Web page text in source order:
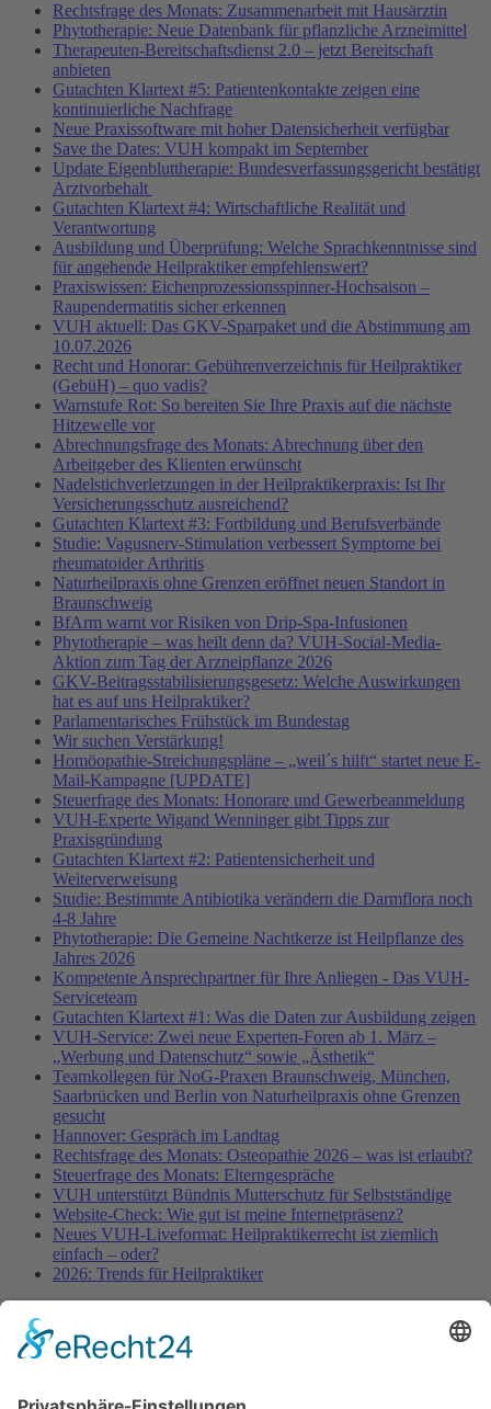
Rechtsfrage des Monats: Zusammenarbeit mit Hausärztin
Phytotherapie: Neue Datenbank für pflanzliche Arzneimittel
Therapeuten-Bereitschaftsdienst 2.0 – jetzt Bereitschaft
anbieten
Gutachten Klartext #5: Patientenkontakte zeigen eine
kontinuierliche Nachfrage
Neue Praxissoftware mit hoher Datensicherheit verfügbar
Save the Dates: VUH kompakt im September
Update Eigenbluttherapie: Bundesverfassungsgericht bestätigt
Arztvorbehalt
Gutachten Klartext #4: Wirtschaftliche Realität und
Verantwortung
Ausbildung und Überprüfung: Welche Sprachkenntnisse sind
für angehende Heilpraktiker empfehlenswert?
Praxiswissen: Eichenprozessionsspinner-Hochsaison –
Raupendermatitis sicher erkennen
VUH aktuell: Das GKV-Sparpaket und die Abstimmung am
10.07.2026
Recht und Honorar: Gebührenverzeichnis für Heilpraktiker
(GebüH) – quo vadis?
Warnstufe Rot: So bereiten Sie Ihre Praxis auf die nächste
Hitzewelle vor
Abrechnungsfrage des Monats: Abrechnung über den
Arbeitgeber des Klienten erwünscht
Nadelstichverletzungen in der Heilpraktikerpraxis: Ist Ihr
Versicherungsschutz ausreichend?
Gutachten Klartext #3: Fortbildung und Berufsverbände
Studie: Vagusnerv-Stimulation verbessert Symptome bei
rheumatoider Arthritis
Naturheilpraxis ohne Grenzen eröffnet neuen Standort in
Braunschweig
BfArm warnt vor Risiken von Drip-Spa-Infusionen
Phytotherapie – was heilt denn da? VUH-Social-Media-
Aktion zum Tag der Arzneipflanze 2026
GKV-Beitragsstabilisierungsgesetz: Welche Auswirkungen
hat es auf uns Heilpraktiker?
Parlamentarisches Frühstück im Bundestag
Wir suchen Verstärkung!
Homöopathie-Streichungspläne – „weil´s hilft“ startet neue E-
Mail-Kampagne [UPDATE]
Steuerfrage des Monats: Honorare und Gewerbeanmeldung
VUH-Experte Wigand Wenninger gibt Tipps zur
Praxisgründung
Gutachten Klartext #2: Patientensicherheit und
Weiterverweisung
Studie: Bestimmte Antibiotika verändern die Darmflora noch
4-8 Jahre
Phytotherapie: Die Gemeine Nachtkerze ist Heilpflanze des
Jahres 2026
Kompetente Ansprechpartner für Ihre Anliegen - Das VUH-
Serviceteam
Gutachten Klartext #1: Was die Daten zur Ausbildung zeigen
VUH-Service: Zwei neue Experten-Foren ab 1. März –
„Werbung und Datenschutz“ sowie „Ästhetik“
Teamkollegen für NoG-Praxen Braunschweig, München,
Saarbrücken und Berlin von Naturheilpraxis ohne Grenzen
gesucht
Hannover: Gespräch im Landtag
Rechtsfrage des Monats: Osteopathie 2026 – was ist erlaubt?
Steuerfrage des Monats: Elterngespräche
VUH unterstützt Bündnis Mutterschutz für Selbstständige
Website-Check: Wie gut ist meine Internetpräsenz?
Neues VUH-Liveformat: Heilpraktikerrecht ist ziemlich
einfach – oder?
2026: Trends für Heilpraktiker
Fachinformationen
Erstattungsfähige rezeptfreie Medikamente
Studie: Reduziert das Darmbakterium Bacteroides vulgatus